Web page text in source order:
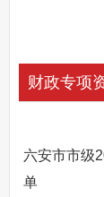
财政专项
六安市市级
单